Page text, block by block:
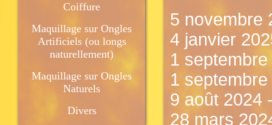
Coiffure
Maquillage sur Ongles
Artificiels (ou longs
naturellement)
Maquillage sur Ongles
Naturels
Divers
5 novembre
4 janvier
1 septembre
1
9 août 2024
28 mars